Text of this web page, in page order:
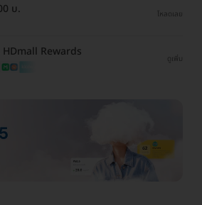
บ. โหลดเลย
Rewards
ดูเพิ่ม